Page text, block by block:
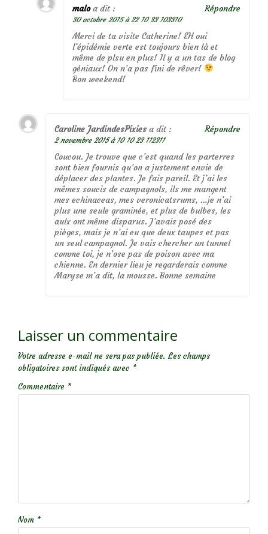
malo a dit :
30 octobre 2015 à 22 10 33 103310
Merci de ta visite Catherine! EH oui
l’épidémie verte est toujours bien là et
même de plsu en plus! Il y a un tas de blog
géniaux! On n’a pas fini de rêver!
Bon weekend!
Répondre
Caroline JardindesPixies a dit :
2 novembre 2015 à 10 10 23 112311
Coucou. Je trouve que c’est quand les parterres
sont bien fournis qu’on a justement envie de
déplacer des plantes. Je fais pareil. Et j’ai les
mêmes soucis de campagnols, ils me mangent
mes echinaceas, mes veronicatsrums, …je n’ai
plus une seule graminée, et plus de bulbes, les
aulx ont même disparus. J’avais posé des
pièges, mais je n’ai eu que deux taupes et pas
un seul campagnol. Je vais chercher un tunnel
comme toi, je n’ose pas de poison avec ma
chienne. En dernier lieu je regarderais comme
Maryse m’a dit, la mousse. Bonne semaine
Répondre
Laisser un commentaire
Votre adresse e-mail ne sera pas publiée. Les champs
obligatoires sont indiqués avec *
Commentaire *
Nom *